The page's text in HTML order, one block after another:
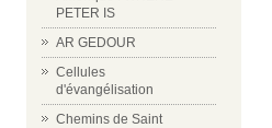
PETER IS
AR GEDOUR
Cellules
d'évangélisation
Chemins de Saint